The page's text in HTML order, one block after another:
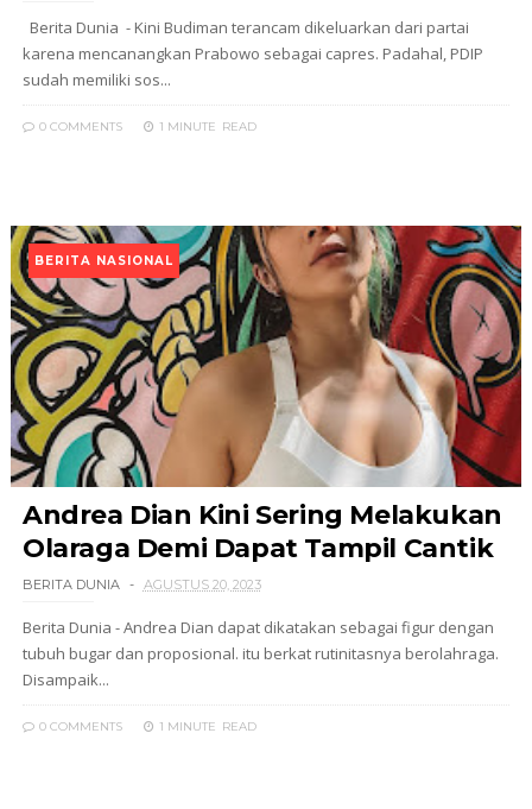
Berita Dunia - Kini Budiman terancam dikeluarkan dari partai
karena mencanangkan Prabowo sebagai capres. Padahal, PDIP
sudah memiliki sos...
0 COMMENTS 1 MINUTE READ
BERITA NASIONAL
Andrea Dian Kini Sering Melakukan
Olaraga Demi Dapat Tampil Cantik
BERITA DUNIA AGUSTUS 20, 2023
Berita Dunia - Andrea Dian dapat dikatakan sebagai figur dengan
tubuh bugar dan proposional. itu berkat rutinitasnya berolahraga.
Disampaik...
0 COMMENTS 1 MINUTE READ